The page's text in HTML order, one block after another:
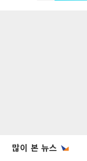
많이 본 뉴스